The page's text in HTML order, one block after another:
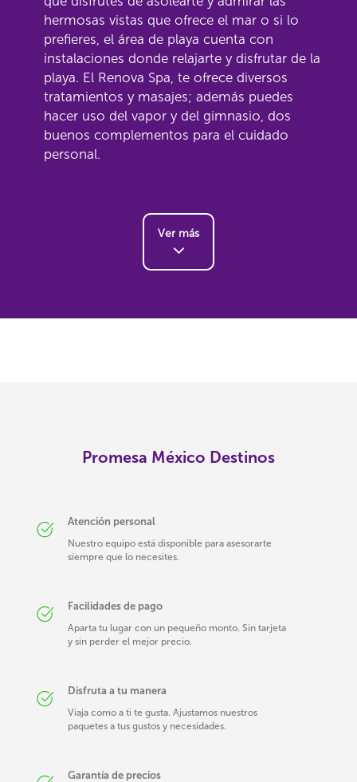
hermosas vistas que ofrece el mar o si lo
prefieres, el área de playa cuenta con
instalaciones donde relajarte y disfrutar de la
playa. El Renova Spa, te ofrece diversos
tratamientos y masajes; además puedes
hacer uso del vapor y del gimnasio, dos
buenos complementos para el cuidado
personal.
Ver más
Promesa México Destinos
Atención personal
Nuestro equipo está disponible para asesorarte
siempre que lo necesites.
Facilidades de pago
Aparta tu lugar con un pequeño monto. Sin tarjeta
y sin perder el mejor precio.
Disfruta a tu manera
Viaja como a ti te gusta. Ajustamos nuestros
paquetes a tus gustos y necesidades.
Garantía de precios